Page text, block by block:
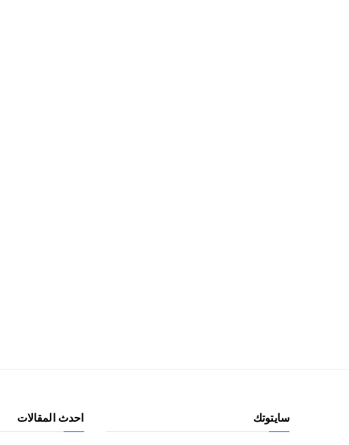
سايتوتك احدث المقالات